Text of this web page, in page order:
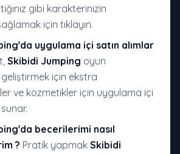
gibi karakterinizin
için tıklayın.
'da uygulama içi satın alımlar
Skibidi Jumping oyun
için ekstra
ve kozmetikler için uygulama içi
'da becerilerimi nasıl
? Pratik yapmak Skibidi